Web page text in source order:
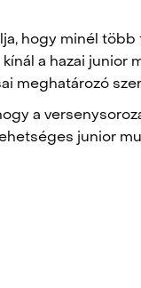
hogy minél
a hazai junior
meghatározó
a
junior